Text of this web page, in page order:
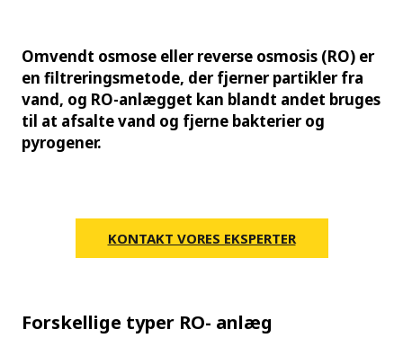
Omvendt osmose eller reverse osmosis (RO) er
en filtreringsmetode, der fjerner partikler fra
vand, og RO-anlægget kan blandt andet bruges
til at afsalte vand og fjerne bakterier og
pyrogener.
KONTAKT VORES EKSPERTER
Forskellige typer RO- anlæg